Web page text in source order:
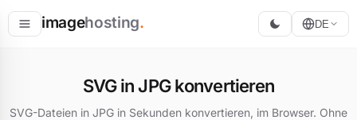
imagehosting. DE
SVG in JPG konvertieren
SVG-Dateien in JPG in Sekunden konvertieren, im Browser. Ohne